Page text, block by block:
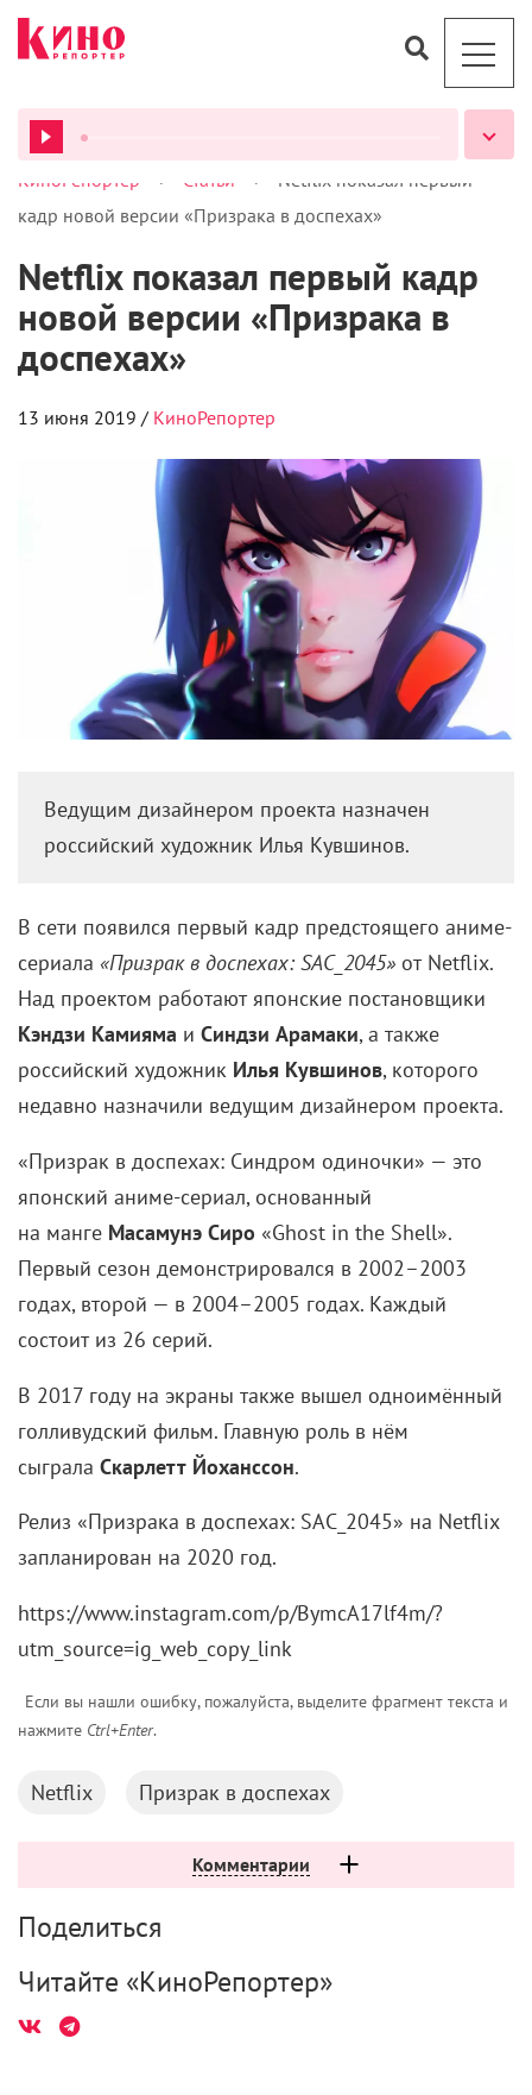
ВСЕ ПОДКАСТЫ
КиноРепортер > Статьи >
Netflix показал первый
кадр новой версии «Призрака в доспехах»
Netflix показал первый кадр
новой версии «Призрака в
доспехах»
13 июня 2019 / КиноРепортер
Ведущим дизайнером проекта назначен
российский художник Илья Кувшинов.
В сети появился первый кадр предстоящего аниме-
сериала «Призрак в доспехах: SAC_2045» от Netflix.
Над проектом работают японские постановщики
Кэндзи Камияма и Синдзи Арамаки, а также
российский художник Илья Кувшинов, которого
недавно назначили ведущим дизайнером проекта.
«Призрак в доспехах: Синдром одиночки» — это
японский аниме-сериал, основанный
на манге Масамунэ Сиро «Ghost in the Shell».
Первый сезон демонстрировался в 2002–2003
годах, второй — в 2004–2005 годах. Каждый
состоит из 26 серий.
В 2017 году на экраны также вышел одноимённый
голливудский фильм. Главную роль в нём
сыграла Скарлетт Йоханссон.
Релиз «Призрака в доспехах: SAC_2045» на Netflix
запланирован на 2020 год.
https://www.instagram.com/p/BymcA17lf4m/?
utm_source=ig_web_copy_link
Если вы нашли ошибку, пожалуйста, выделите фрагмент текста и
нажмите Ctrl+Enter.
Netflix Призрак в доспехах
Комментарии
Поделиться
Читайте «КиноРепортер»